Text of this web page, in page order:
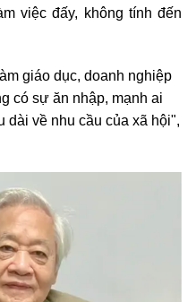
việc đấy, không tính đến
giáo dục, doanh nghiệp
có sự ăn nhập, mạnh ai
dài về nhu cầu của xã hội",